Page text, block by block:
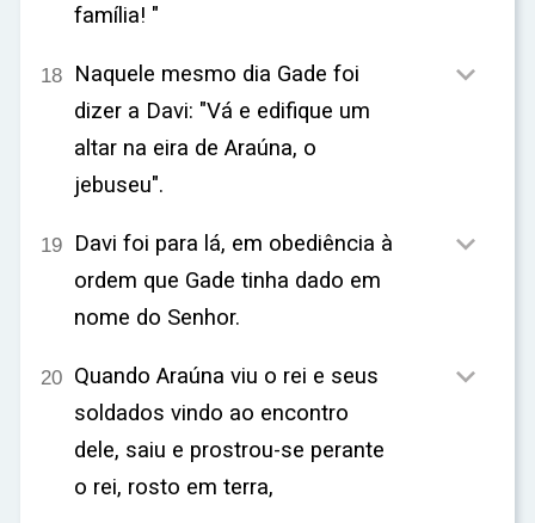
família! "
18 Naquele mesmo dia Gade foi
dizer a Davi: "Vá e edifique um
altar na eira de Araúna, o
jebuseu".

19 Davi foi para lá, em obediência à
ordem que Gade tinha dado em
nome do Senhor.

20 Quando Araúna viu o rei e seus
soldados vindo ao encontro
dele, saiu e prostrou-se perante
o rei, rosto em terra,
